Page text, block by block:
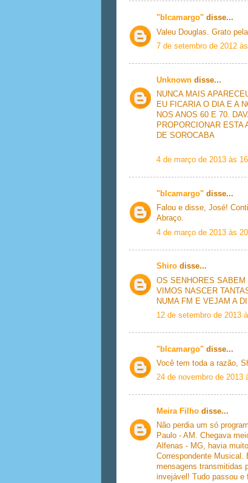
"blcamargo" disse...
Valeu Douglas. Grato
7 de setembro de 2012
Unknown disse...
NUNCA MAIS
EU FICARIA O DIA E A
NOS ANOS 60 E 70.
PROPORCIONAR ESTA
DE SOROCABA
4 de março de 2013 às
"blcamargo" disse...
Falou e disse, José!
Abraço.
4 de março de 2013 às
Shiro disse...
OS SENHORES
VIMOS NASCER
NUMA FM E VEJAM A
12 de setembro de 2013
"blcamargo" disse...
Você tem toda a razão,
24 de novembro de 2013
Meira Filho disse...
Não perdia um só
Paulo - AM. Chegava
Alfenas - MG, havia
Correspondente Musical.
mensagens transmitidas
invejável! Tudo passou e